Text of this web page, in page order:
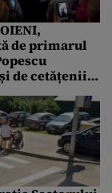
de primarul
de cetățenii
facem
trebuie (P)